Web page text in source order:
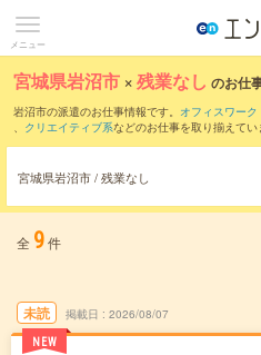
メニュー
宮城県岩沼市 ×残業なし のお仕
岩沼市の派遣のお仕事情報です。 オフィスワー
、 クリエイティブ系などのお仕事を取り揃えてい
宮城県岩沼市 / 残業なし
全 9件
未読
NEW
掲載日 2026/08/07